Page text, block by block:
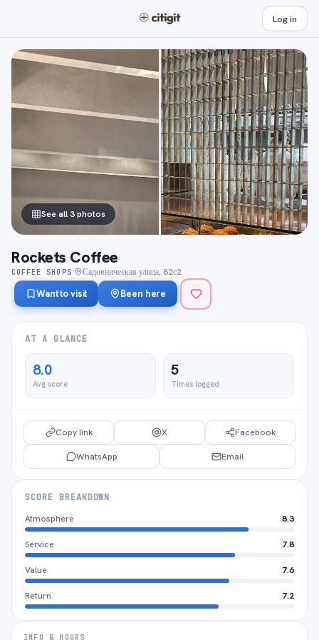
Log in
See all 3 photos
Rockets Coffee
COFFEE SHOPS· Садовническая улица, 82с2
Want to visit Been here
AT A GLANCE
8.0
Avg score
5
Times logged
Copy link X Facebook
WhatsApp Email
SCORE BREAKDOWN
Atmosphere
8.3
Service 7.8
Value 7.6
Return 7.2
INFO & HOURS